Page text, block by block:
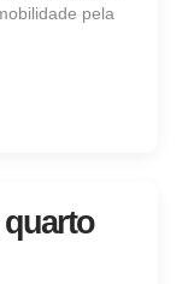
pela